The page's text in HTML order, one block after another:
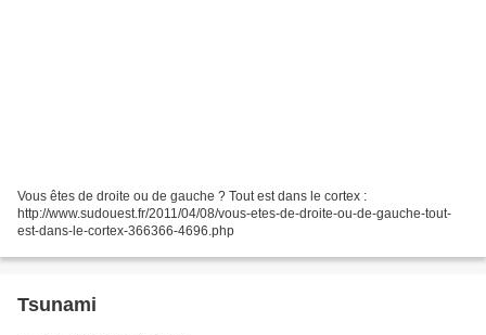
Vous êtes de droite ou de gauche ? Tout est dans le cortex :
http://www.sudouest.fr/2011/04/08/vous-etes-de-droite-ou-de-gauche-tout-
est-dans-le-cortex-366366-4696.php
Tsunami